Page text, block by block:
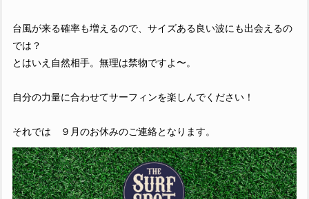
台風が来る確率も増えるので、サイズある良い波にも出会えるの
では？
とはいえ自然相手。無理は禁物ですよ〜。
自分の力量に合わせてサーフィンを楽しんでください！
それでは ９月のお休みのご連絡となります。